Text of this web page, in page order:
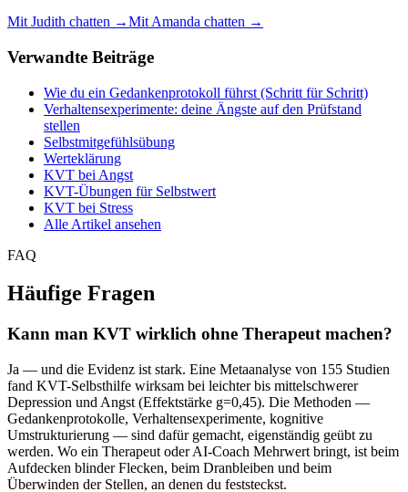
Mit Judith chatten →Mit Amanda chatten →
Verwandte Beiträge
Wie du ein Gedankenprotokoll führst (Schritt für Schritt)
Verhaltensexperimente: deine Ängste auf den Prüfstand
stellen
Selbstmitgefühlsübung
Werteklärung
KVT bei Angst
KVT-Übungen für Selbstwert
KVT bei Stress
Alle Artikel ansehen
FAQ
Häufige Fragen
Kann man KVT wirklich ohne Therapeut machen?
Ja — und die Evidenz ist stark. Eine Metaanalyse von 155 Studien
fand KVT-Selbsthilfe wirksam bei leichter bis mittelschwerer
Depression und Angst (Effektstärke g=0,45). Die Methoden —
Gedankenprotokolle, Verhaltensexperimente, kognitive
Umstrukturierung — sind dafür gemacht, eigenständig geübt zu
werden. Wo ein Therapeut oder AI-Coach Mehrwert bringt, ist beim
Aufdecken blinder Flecken, beim Dranbleiben und beim
Überwinden der Stellen, an denen du feststeckst.